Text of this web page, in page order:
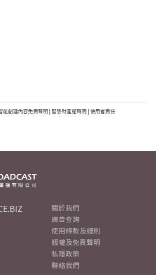
能創建內容免責聲明 | 智慧財產權聲明 | 使用者責任
關於我們
廣告查詢
使用條款及細則
版權及免責聲明
私隱政策
聯絡我們